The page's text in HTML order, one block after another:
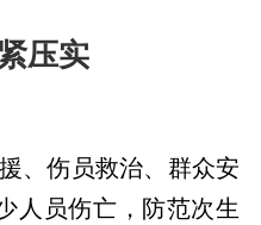
压实
、伤员救治、群众安
人员伤亡，防范次生